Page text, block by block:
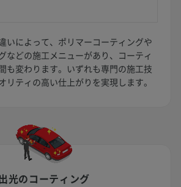
いによって、ポリマーコーティングや
などの施工メニューがあり、コーティ
も変わります。いずれも専門の施工技
リティの高い仕上がりを実現します。
光のコーティング